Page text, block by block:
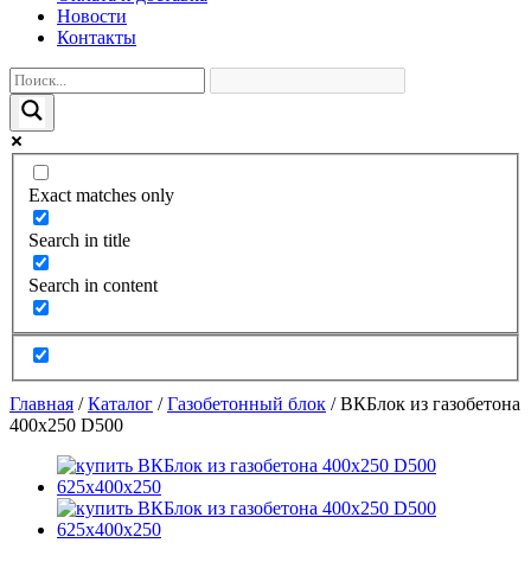
Новости
Контакты
Exact matches only
Search in title
Search in content
Главная /Каталог /Газобетонный блок /ВКБлок из газобетона
400х250 D500